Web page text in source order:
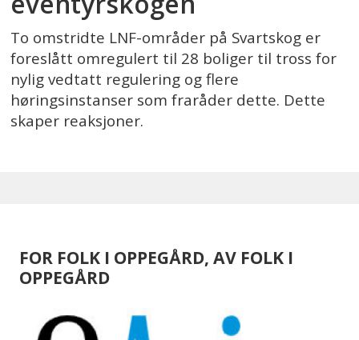
To omstridte LNF-områder på Svartskog er
foreslått omregulert til 28 boliger til tross for
nylig vedtatt regulering og flere
høringsinstanser som fraråder dette. Dette
skaper reaksjoner.
FOR FOLK I OPPEGÅRD, AV FOLK I
OPPEGÅRD